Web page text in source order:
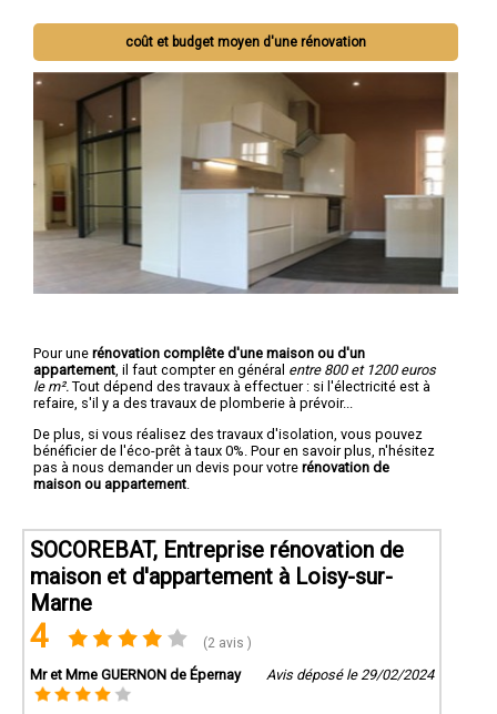
coût et budget moyen d'une rénovation
Pour une rénovation complête d'une maison ou d'un
appartement , il faut compter en général entre 800 et 1200 euros
le m². Tout dépend des travaux à effectuer : si l'électricité est à
refaire, s'il y a des travaux de plomberie à prévoir...
De plus, si vous réalisez des travaux d'isolation, vous pouvez
bénéficier de l'éco-prêt à taux 0%. Pour en savoir plus, n'hésitez
pas à nous demander un devis pour votre rénovation de
maison ou appartement
SOCOREBAT, Entreprise rénovation de
maison et d'appartement à Loisy-sur-
Marne
4 (2 avis )
Mr et Mme GUERNON de Épernay Avis déposé le 29/02/2024